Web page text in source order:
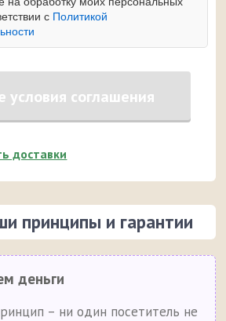
с Политикой
условия соглашения
доставки
принципы и гарантии
деньги
– ни один посетитель не